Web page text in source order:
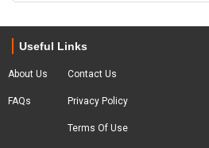
Useful Links
About Us
FAQs
Contact Us
Privacy Policy
Terms Of Use